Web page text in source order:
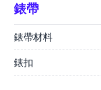
錶帶
錶帶材料
錶扣